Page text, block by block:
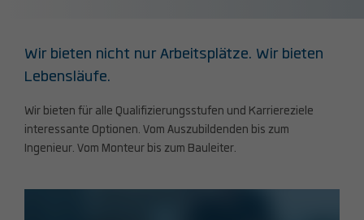
Wir bieten nicht nur Arbeitsplätze. Wir bieten
Lebensläufe.
Wir bieten für alle Qualifizierungsstufen und Karriereziele
interessante Optionen. Vom Auszubildenden bis zum
Ingenieur. Vom Monteur bis zum Bauleiter.